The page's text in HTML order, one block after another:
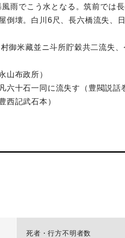
でこう水となる。筑前では長
壊。白川6尺、長六橋流失、
御米藏並ニ斗所貯穀共二流失
山布政所）
十石一同に流失す（豊閥説話
西記武石本）
死者・行方不明者数